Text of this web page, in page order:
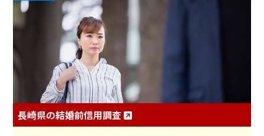
長崎県の結婚前信用調査